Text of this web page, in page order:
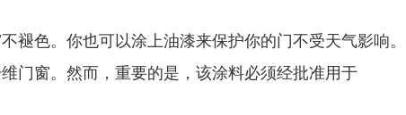
褪色。你也可以涂上油漆来保护你的门不受天气影响。
门窗。然而，重要的是，该涂料必须经批准用于